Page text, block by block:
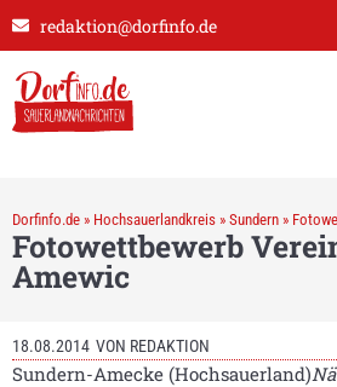
redaktion@dorfinfo.de
Dorfinfo.de » Hochsauerlandkreis » Sundern »
Fotowettbewerb
Amewic
18.08.2014 VON REDAKTION
Sundern-Amecke (Hochsauerland)